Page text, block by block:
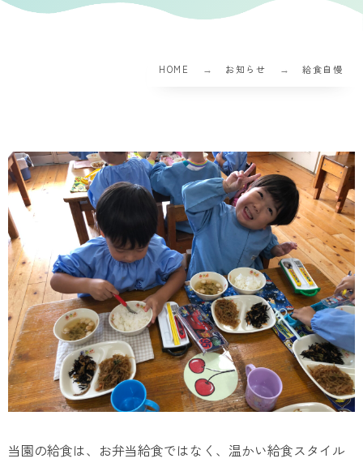
HOME お知らせ 給食自慢
当園の給食は、お弁当給食ではなく、温かい給食スタイル